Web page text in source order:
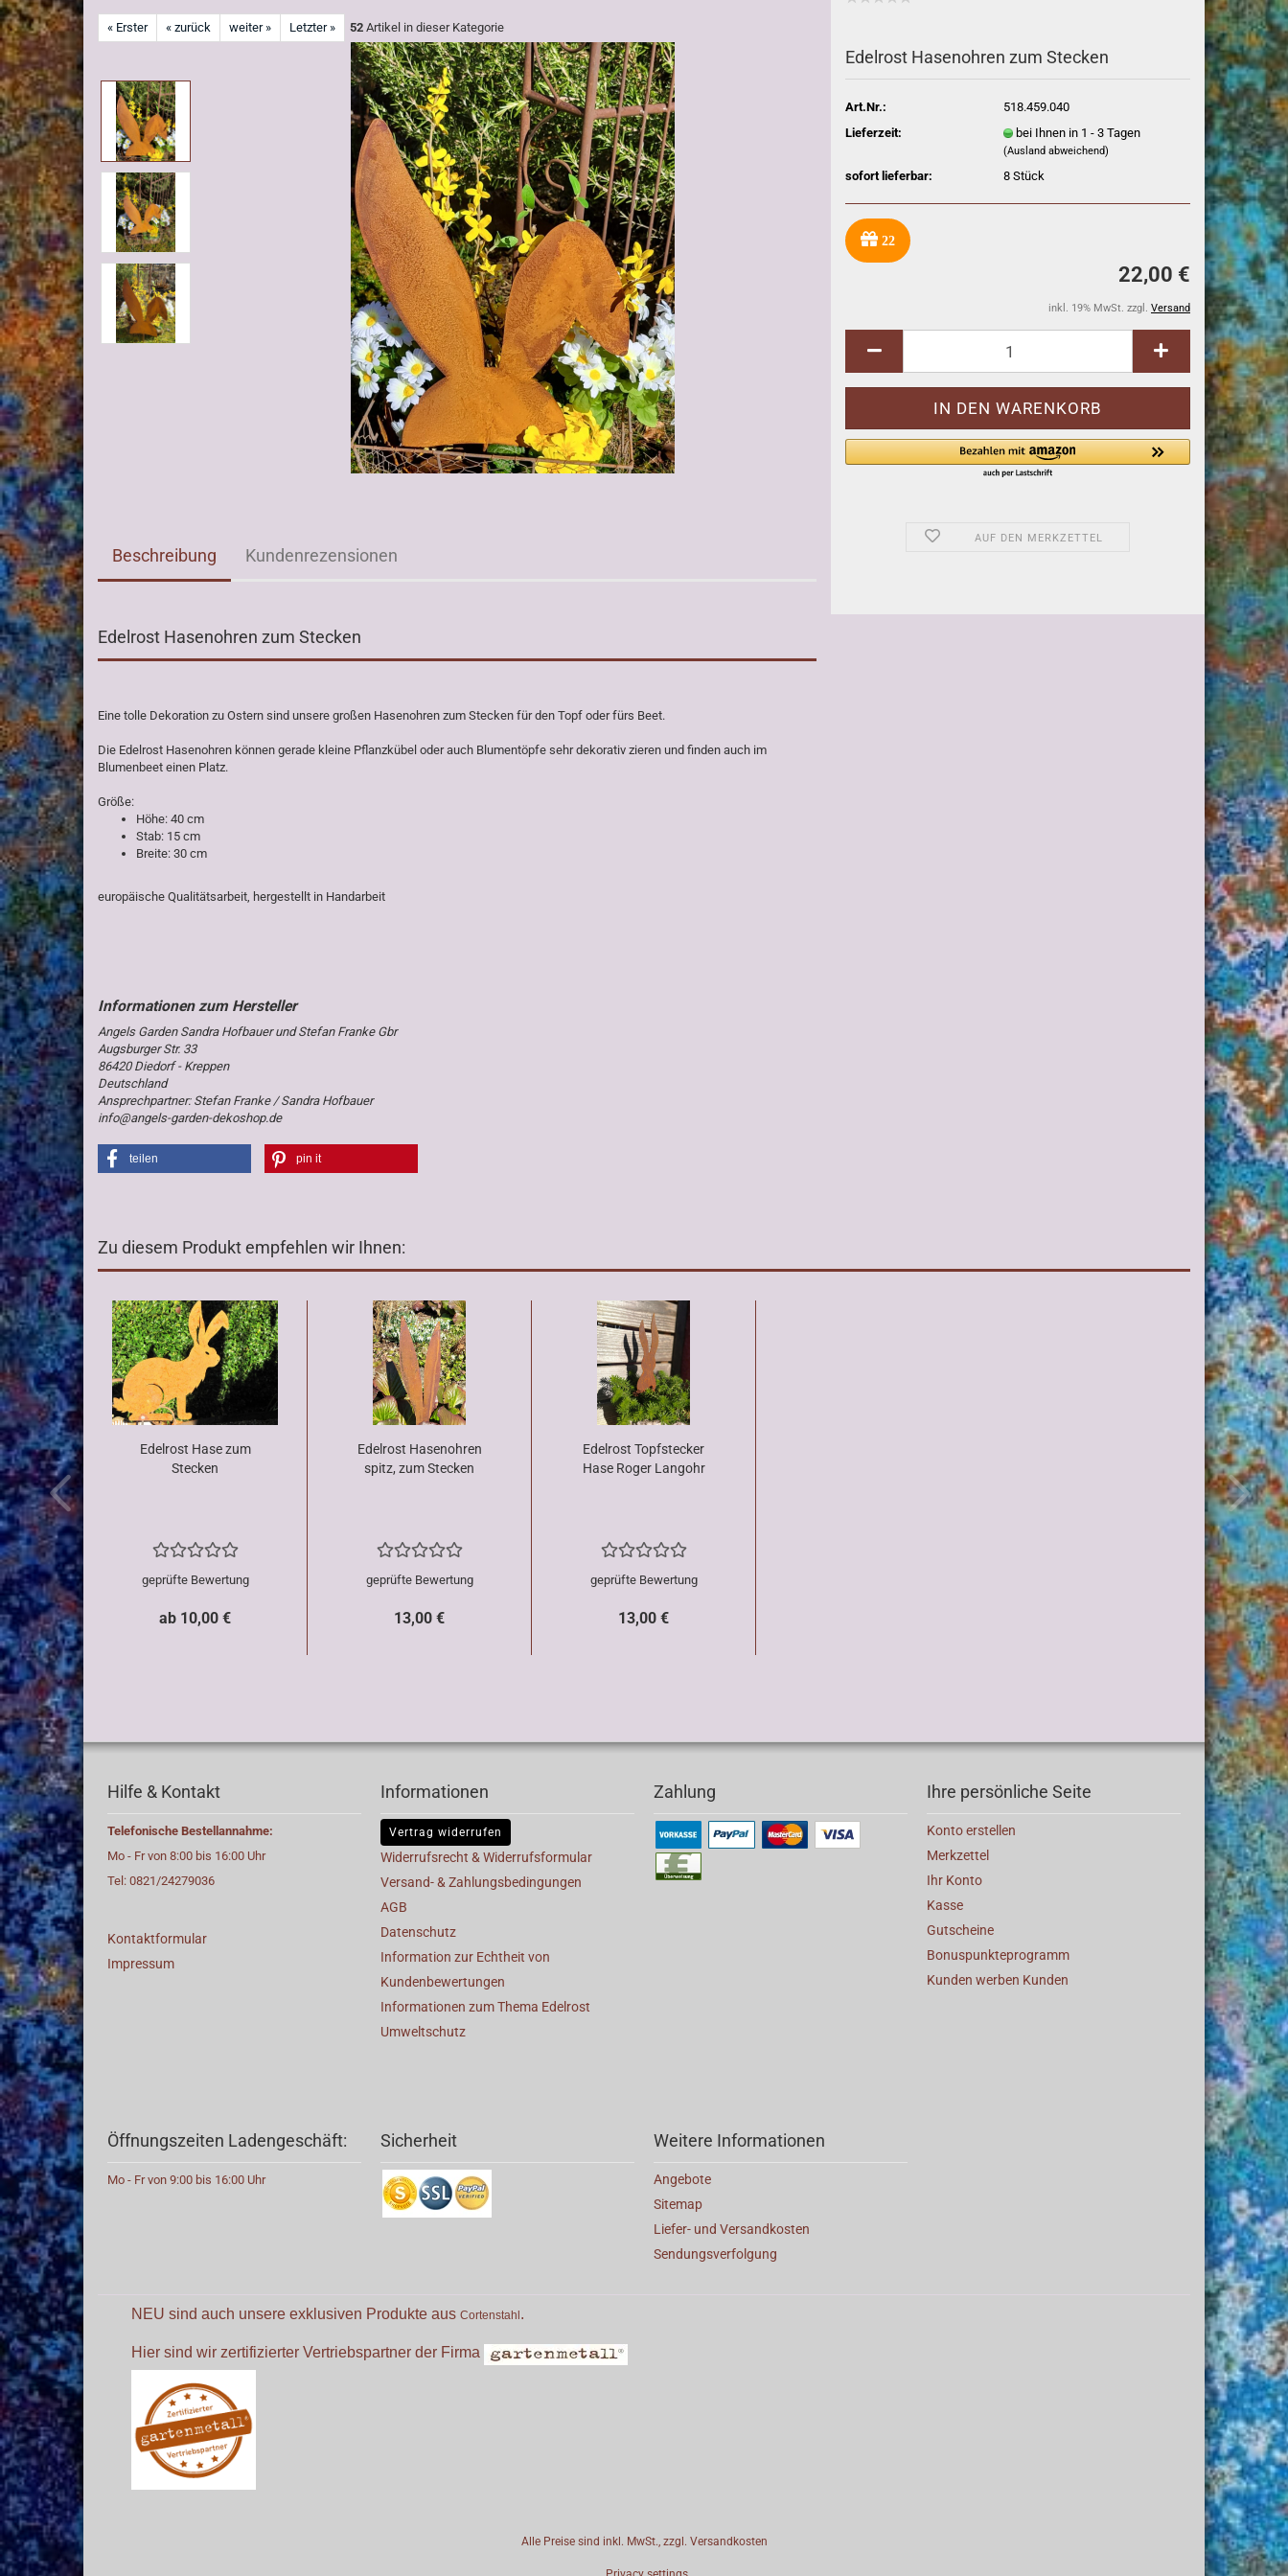
« Erster « zurück weiter » Letzter » 52 Artikel in dieser Kategorie
Edelrost Hasenohren zum Stecken
Art.Nr.:
518.459.040
Lieferzeit:
bei Ihnen in 1 - 3 Tagen
(Ausland abweichend)
sofort lieferbar: 8 Stück
22
22,00 €
inkl. 19% MwSt. zzgl. Versand
AUF DEN MERKZETTEL
Beschreibung Kundenrezensionen
Edelrost Hasenohren zum Stecken
Eine tolle Dekoration zu Ostern sind unsere großen Hasenohren zum Stecken für den Topf oder fürs Beet.
Die Edelrost Hasenohren können gerade kleine Pflanzkübel oder auch Blumentöpfe sehr dekorativ zieren und finden auch im
Blumenbeet einen Platz.
Größe:
Höhe: 40 cm
Stab: 15 cm
Breite: 30 cm
europäische Qualitätsarbeit, hergestellt in Handarbeit
Angels Garden Sandra Hofbauer und Stefan Franke Gbr
Augsburger Str. 33
86420 Diedorf - Kreppen
Deutschland
Ansprechpartner: Stefan Franke / Sandra Hofbauer
info@angels-garden-dekoshop.de
teilen pin it
Zu diesem Produkt empfehlen wir Ihnen:
Edelrost Hase zum
Stecken
geprüfte Bewertung
ab 10,00 €
Edelrost Hasenohren
spitz, zum Stecken
geprüfte Bewertung
13,00 €
Edelrost Topfstecker
Hase Roger Langohr
geprüfte Bewertung
13,00 €
Hilfe & Kontakt
Telefonische Bestellannahme:
Mo - Fr von 8:00 bis 16:00 Uhr
Tel: 0821/24279036
Kontaktformular
Impressum
Informationen
Vertrag widerrufen
Widerrufsrecht & Widerrufsformular
Versand- & Zahlungsbedingungen
AGB
Datenschutz
Information zur Echtheit von
Kundenbewertungen
Informationen zum Thema Edelrost
Umweltschutz
Zahlung Ihre persönliche Seite
Konto erstellen
Merkzettel
Ihr Konto
Kasse
Gutscheine
Bonuspunkteprogramm
Kunden werben Kunden
Öffnungszeiten Ladengeschäft:
Mo - Fr von 9:00 bis 16:00 Uhr
Sicherheit Weitere Informationen
Angebote
Sitemap
Liefer- und Versandkosten
Sendungsverfolgung
NEU sind auch unsere exklusiven Produkte aus Cortenstahl .
Hier sind wir zertifizierter Vertriebspartner der Firma
Alle Preise sind inkl. MwSt., zzgl. Versandkosten